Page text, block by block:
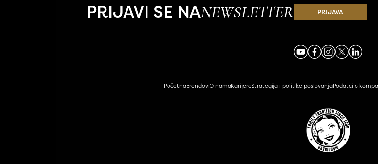
PRIJAVI SE NANEWSLETTER PRIJAVA
PočetnaBrendoviO namaKarijereStrategija i politike poslovanjaPodatci o